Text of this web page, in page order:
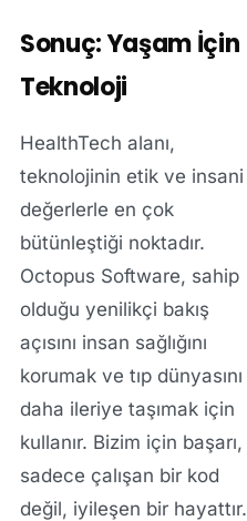
Sonuç: Yaşam İçin
Teknoloji
HealthTech alanı,
teknolojinin etik ve insani
değerlerle en çok
bütünleştiği noktadır.
Octopus Software, sahip
olduğu yenilikçi bakış
açısını insan sağlığını
korumak ve tıp dünyasını
daha ileriye taşımak için
kullanır. Bizim için başarı,
sadece çalışan bir kod
değil, iyileşen bir hayattır.